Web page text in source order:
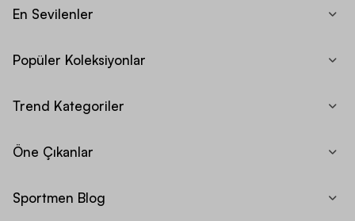
En Sevilenler
Popüler Koleksiyonlar
Trend Kategoriler
Öne Çıkanlar
Sportmen Blog